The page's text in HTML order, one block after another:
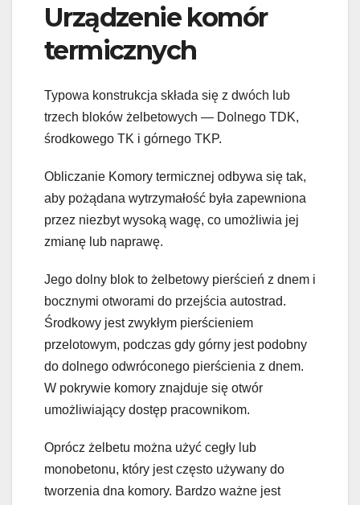
Urządzenie komór
termicznych
Typowa konstrukcja składa się z dwóch lub
trzech bloków żelbetowych — Dolnego TDK,
środkowego TK i górnego TKP.
Obliczanie Komory termicznej odbywa się tak,
aby pożądana wytrzymałość była zapewniona
przez niezbyt wysoką wagę, co umożliwia jej
zmianę lub naprawę.
Jego dolny blok to żelbetowy pierścień z dnem i
bocznymi otworami do przejścia autostrad.
Środkowy jest zwykłym pierścieniem
przelotowym, podczas gdy górny jest podobny
do dolnego odwróconego pierścienia z dnem.
W pokrywie komory znajduje się otwór
umożliwiający dostęp pracownikom.
Oprócz żelbetu można użyć cegły lub
monobetonu, który jest często używany do
tworzenia dna komory. Bardzo ważne jest